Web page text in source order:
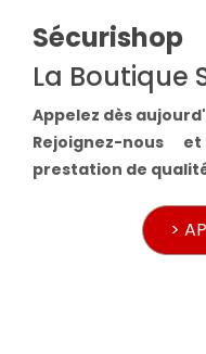
Sécurishop
La Boutique
Appelez dès
Rejoignez-nous
prestation de
>